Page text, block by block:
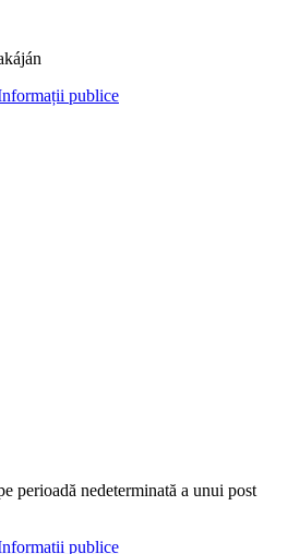
publice
perioadă nedeterminată a unui post
publice